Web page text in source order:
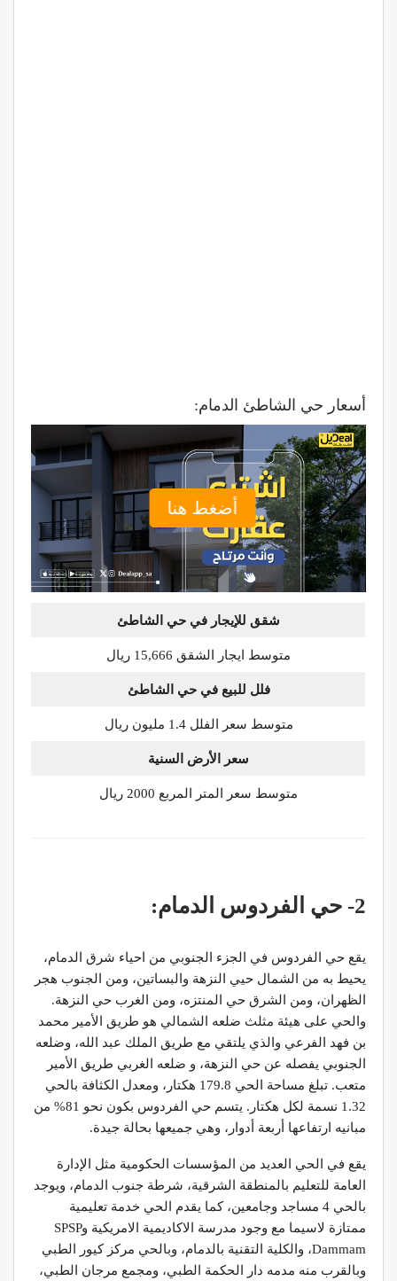
أسعار حي الشاطئ الدمام:
أضغط هنا
شقق للإيجار في حي الشاطئ
متوسط ايجار الشقق 15,666 ريال
فلل للبيع في حي الشاطئ
متوسط سعر الفلل 1.4 مليون ريال
سعر الأرض السنية
متوسط سعر المتر المربع 2000 ريال
2- حي الفردوس الدمام:
يقع حي الفردوس في الجزء الجنوبي من احياء شرق الدمام،
يحيط به من الشمال حيي النزهة والبساتين، ومن الجنوب هجر
الظهران، ومن الشرق حي المنتزه، ومن الغرب حي النزهة.
والحي على هيئة مثلث ضلعه الشمالي هو طريق الأمير محمد
بن فهد الفرعي والذي يلتقي مع طريق الملك عبد الله، وضلعه
الجنوبي يفصله عن حي النزهة، و ضلعه الغربي طريق الأمير
متعب. تبلغ مساحة الحي 179.8 هكتار، ومعدل الكثافة بالحي
1.32 نسمة لكل هكتار. يتسم حي الفردوس بكون نحو 81% من
مبانيه ارتفاعها أربعة أدوار، وهي جميعها بحالة جيدة.
يقع في الحي العديد من المؤسسات الحكومية مثل الإدارة
العامة للتعليم بالمنطقة الشرقية، شرطة جنوب الدمام، ويوجد
بالحي 4 مساجد وجامعين، كما يقدم الحي خدمة تعليمية
ممتازة لاسيما مع وجود مدرسة الاكاديمية الامريكية وSPSP
Dammam، والكلية التقنية بالدمام، وبالحي مركز كيور الطبي
وبالقرب منه مدمه دار الحكمة الطبي، ومجمع مرجان الطبي،